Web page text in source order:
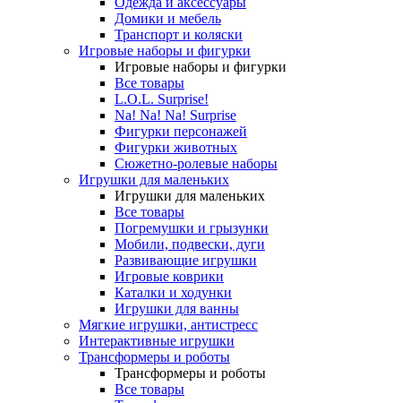
Домики и мебель
Транспорт и коляски
Игровые наборы и фигурки
Игровые наборы и фигурки
Все товары
L.O.L. Surprise!
Na! Na! Na! Surprise
Фигурки персонажей
Фигурки животных
Сюжетно-ролевые наборы
Игрушки для маленьких
Игрушки для маленьких
Все товары
Погремушки и грызунки
Мобили, подвески, дуги
Развивающие игрушки
Игровые коврики
Каталки и ходунки
Игрушки для ванны
Мягкие игрушки, антистресс
Интерактивные игрушки
Трансформеры и роботы
Трансформеры и роботы
Все товары